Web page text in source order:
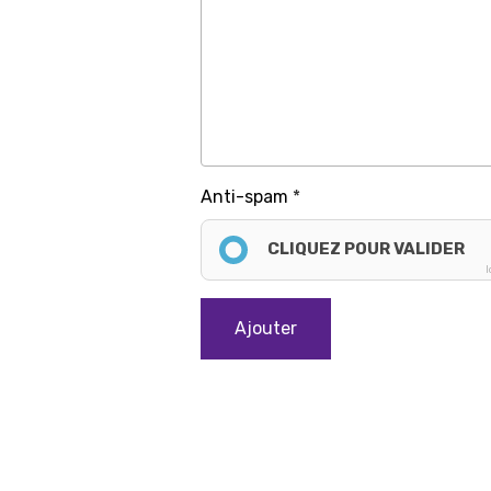
Anti-spam
CLIQUEZ POUR VALIDER
Ajouter